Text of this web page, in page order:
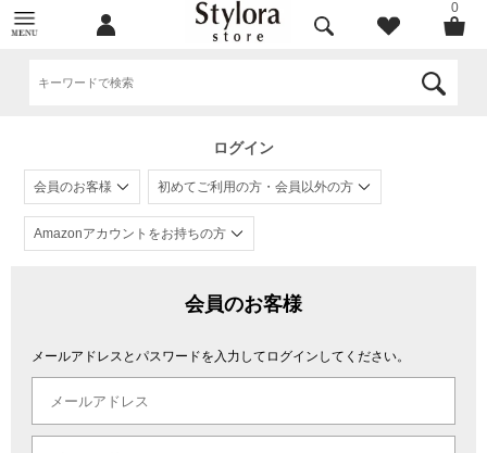
0
ログイン
会員のお客様 初めてご利用の方・会員以外の方
Amazonアカウントをお持ちの方
会員のお客様
メールアドレスとパスワードを入力してログインしてください。